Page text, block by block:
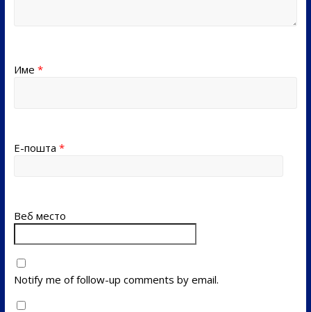
Име *
Е-пошта *
Веб место
Notify me of follow-up comments by email.